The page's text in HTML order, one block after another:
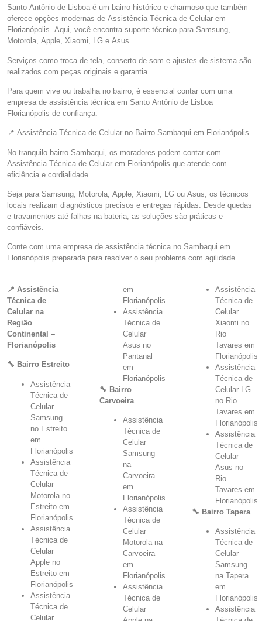
Santo Antônio de Lisboa é um bairro histórico e charmoso que também
oferece opções modernas de Assistência Técnica de Celular em
Florianópolis. Aqui, você encontra suporte técnico para Samsung,
Motorola, Apple, Xiaomi, LG e Asus.
Serviços como troca de tela, conserto de som e ajustes de sistema são
realizados com peças originais e garantia.
Para quem vive ou trabalha no bairro, é essencial contar com uma
empresa de assistência técnica em Santo Antônio de Lisboa
Florianópolis de confiança.
📍 Assistência Técnica de Celular no Bairro Sambaqui em Florianópolis
No tranquilo bairro Sambaqui, os moradores podem contar com
Assistência Técnica de Celular em Florianópolis que atende com
eficiência e cordialidade.
Seja para Samsung, Motorola, Apple, Xiaomi, LG ou Asus, os técnicos
locais realizam diagnósticos precisos e entregas rápidas. Desde quedas
e travamentos até falhas na bateria, as soluções são práticas e
confiáveis.
Conte com uma empresa de assistência técnica no Sambaqui em
Florianópolis preparada para resolver o seu problema com agilidade.
📍 Assistência
Técnica de
Celular na
Região
Continental –
Florianópolis
🔧 Bairro Estreito
Assistência
Técnica de
Celular
Samsung
no Estreito
em
Florianópolis
Assistência
Técnica de
Celular
Motorola no
Estreito em
Florianópolis
Assistência
Técnica de
Celular
Apple no
Estreito em
Florianópolis
Assistência
Técnica de
Celular
em
Florianópolis
Assistência
Técnica de
Celular
Asus no
Pantanal
em
Florianópolis
🔧 Bairro
Carvoeira
Assistência
Técnica de
Celular
Samsung
na
Carvoeira
em
Florianópolis
Assistência
Técnica de
Celular
Motorola na
Carvoeira
em
Florianópolis
Assistência
Técnica de
Celular
Assistência
Técnica de
Celular
Xiaomi no
Rio
Tavares em
Florianópolis
Assistência
Técnica de
Celular LG
no Rio
Tavares em
Florianópolis
Assistência
Técnica de
Celular
Asus no
Rio
Tavares em
Florianópolis
🔧 Bairro Tapera
Assistência
Técnica de
Celular
Samsung
na Tapera
em
Florianópolis
Assistência